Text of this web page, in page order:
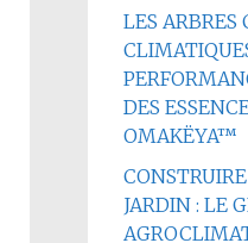
LES
DES
OMAKËYA™
JARDIN : LE